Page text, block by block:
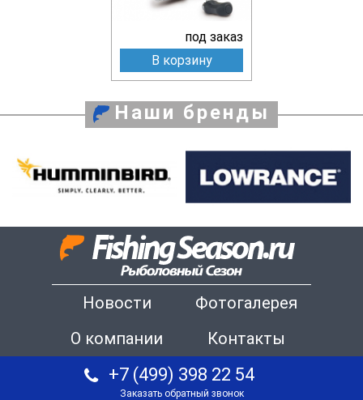
под заказ
В корзину
Наши бренды
Новости
Фотогалерея
О компании
Контакты
+7 (499) 398 22 54
Заказать обратный звонок